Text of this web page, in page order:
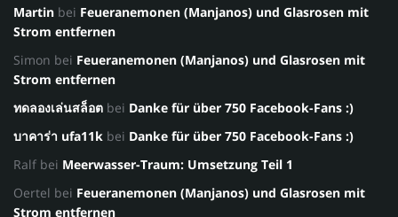
Martin bei Feueranemonen (Manjanos) und Glasrosen mit
Strom entfernen
Simon bei Feueranemonen (Manjanos) und Glasrosen mit
Strom entfernen
ทดลองเล่นสล็อต bei Danke für über 750 Facebook-Fans :)
บาคาร่า ufa11k bei Danke für über 750 Facebook-Fans :)
Ralf bei Meerwasser-Traum: Umsetzung Teil 1
Oertel bei Feueranemonen (Manjanos) und Glasrosen mit
Strom entfernen